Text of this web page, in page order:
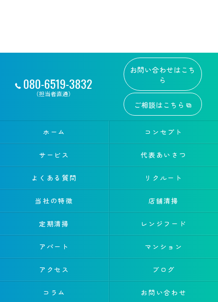
080-6519-3832
（担当者直通）
お問い合わせはこち
ら
ご相談はこちら
ホーム コンセプト
サービス 代表あいさつ
よくある質問 リクルート
当社の特徴 店舗清掃
定期清掃 レンジフード
アパート マンション
アクセス ブログ
コラム お問い合わせ